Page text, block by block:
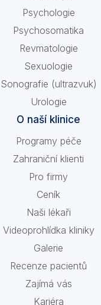
Psychologie
Psychosomatika
Revmatologie
Sexuologie
Sonografie (ultrazvuk)
Urologie
O naší klinice
Programy péče
Zahraniční klienti
Pro firmy
Ceník
Naši lékaři
Videoprohlídka kliniky
Galerie
Recenze pacientů
Zajímá vás
Kariéra